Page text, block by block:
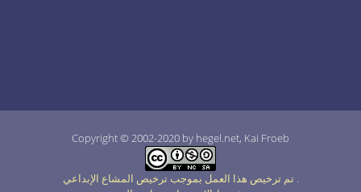
Copyright © 2002-2020 by hegel.net, Kai Froeb
.